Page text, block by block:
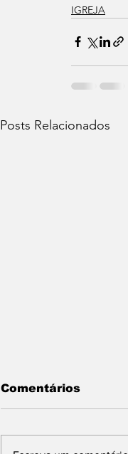
IGREJA
Posts Relacionados
Comentários